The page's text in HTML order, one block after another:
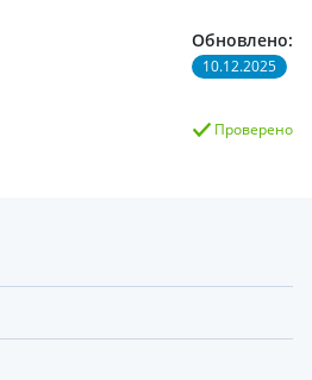
Обновлено:
10.12.2025
Проверено